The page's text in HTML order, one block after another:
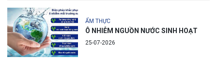
ẨM THỰC
Ô NHIỄM NGUỒN NƯỚC SINH HOẠT
25-07-2026